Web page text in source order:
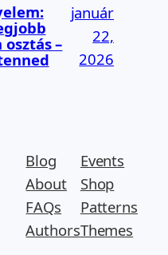
–
január
22,
2026
Blog
About
FAQs
Authors
Events
Shop
Patterns
Themes